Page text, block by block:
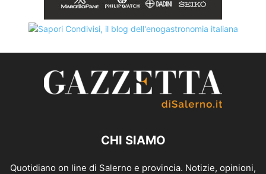
CHI SIAMO
Quotidiano on line di Salerno e provincia. Notizie, opinioni,